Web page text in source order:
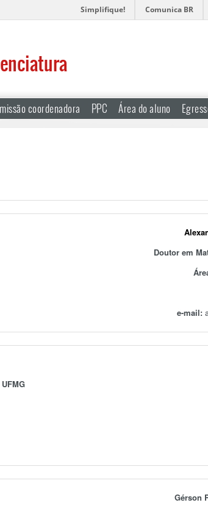
Simplifique! Comunica BR
coordenadora PPC Área do aluno
Doutor em
e-mail:
Gérson